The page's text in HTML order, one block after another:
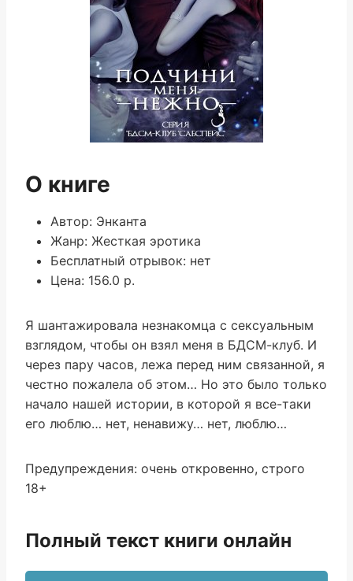
О книге
Автор: Энканта
Жанр: Жесткая эротика
Бесплатный отрывок: нет
Цена: 156.0 р.
Я шантажировала незнакомца с сексуальным
взглядом, чтобы он взял меня в БДСМ-клуб. И
через пару часов, лежа перед ним связанной, я
честно пожалела об этом… Но это было только
начало нашей истории, в которой я все-таки
его люблю… нет, ненавижу… нет, люблю…
Предупреждения: очень откровенно, строго
18+
Полный текст книги онлайн